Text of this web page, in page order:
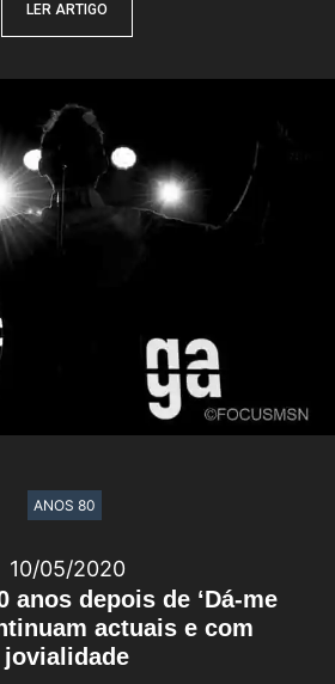
LER ARTIGO
anos depois de ‘Dá-me
actuais e com
jovialidade
10/05/2020
ANOS 80